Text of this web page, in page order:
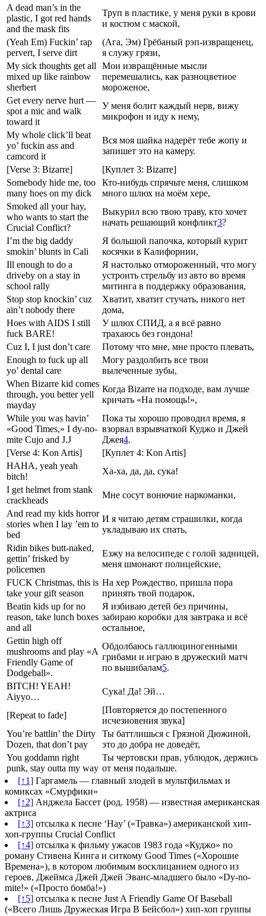
A dead man’s in the
plastic, I got red hands
and the mask fits
Труп в пластике, у меня руки в крови
и костюм с маской,
(Yeah Em) Fuckin’ rap
pervert, I serve dirt
(Ага, Эм) Грёбаный рэп-извращенец,
я служу грязи,
My sick thoughts get all
mixed up like rainbow
sherbert
Мои извращённые мысли
перемешались, как разноцветное
мороженое,
Get every nerve hurt —
spot a mic and walk
toward it
У меня болит каждый нерв, вижу
микрофон и иду к нему,
My whole click’ll beat
yo’ fuckin ass and
camcord it
Вся моя шайка надерёт тебе жопу и
запишет это на камеру.
[Verse 3: Bizarre]
[Куплет 3: Bizarre]
Somebody hide me, too
many hoes on my dick
Кто-нибудь спрячьте меня, слишком
много шлюх на моём хере,
Smoked all your hay,
who wants to start the
Crucial Conflict?
Выкурил всю твою траву, кто хочет
начать решающий конфликт3?
I’m the big daddy
smokin’ blunts in Cali
Я большой папочка, который курит
косячки в Калифорнии,
Ill enough to do a
driveby on a stay in
school rally
Я настолько отмороженный, что могу
устроить стрельбу из авто во время
митинга в поддержку образования,
Stop stop knockin’ cuz
ain’t nobody there
Хватит, хватит стучать, никого нет
дома,
Hoes with AIDS I still
fuck BARE!
У шлюх СПИД, а я всё равно
трахаюсь без гондона!
Cuz I, I just don’t care
Потому что мне, мне просто плевать,
Enough to fuck up all
yo’ dental care
Могу раздолбить все твои
вылеченные зубы,
When Bizarre kid comes
through, you better yell
mayday
Когда Bizarre на подходе, вам лучше
кричать «На помощь!»,
While you was havin’
«Good Times,» I dy-no-
mite Cujo and J.J
Пока ты хорошо проводил время, я
взорвал взрывчаткой Куджо и Джей
Джея4.
[Verse 4: Kon Artis]
[Куплет 4: Kon Artis]
HAHA, yeah yeah
bitch!
Ха-ха, да, да, сука!
I get helmet from stank
crackheads
Мне сосут вонючие наркоманки,
And read my kids horror
stories when I lay ’em to
bed
И я читаю детям страшилки, когда
укладываю их спать,
Ridin bikes butt-naked,
gettin’ frisked by
policemen
Езжу на велосипеде с голой задницей,
меня шмонают полицейские,
FUCK Christmas, this is
take your gift season
На хер Рождество, пришла пора
принять твой подарок,
Beatin kids up for no
reason, take lunch boxes
and all
Я избиваю детей без причины,
забираю коробки для завтрака и всё
остальное,
Gettin high off
mushrooms and play «A
Friendly Game of
Dodgeball».
Обдолбаюсь галлюциногенными
грибами и играю в дружеский матч
по вышибалам5.
BITCH! YEAH!
Aiyyo…
Сука! Да! Эй…
[Repeat to fade]
[Повторяется до постепенного
исчезновения звука]
You’re battlin’ the Dirty
Dozen, that don’t pay
Ты баттлишься с Грязной Дюжиной,
это до добра не доведёт,
You goddamn right
punk, stay outta my way
Ты чертовски прав, ублюдок, держись
от меня подальше.
[↑1] Гаргамель — главный злодей в мультфильмах и
комиксах «Смурфики»
[↑2] Анджела Бассет (род. 1958) — известная американская
актриса
[↑3] отсылка к песне ‘Hay’ («Травка») американской хип-
хоп-группы Crucial Conflict
[↑4] отсылка к фильму ужасов 1983 года «Куджо» по
роману Стивена Кинга и ситкому Good Times («Хорошие
Времена»), в котором любимым восклицанием одного из
героев, Джеймса Джей Джей Эванс-младшего было «Dy-no-
mite!» («Просто бомба!»)
[↑5] отсылка к песне Just A Friendly Game Of Baseball
(«Всего Лишь Дружеская Игра В Бейсбол») хип-хоп группы